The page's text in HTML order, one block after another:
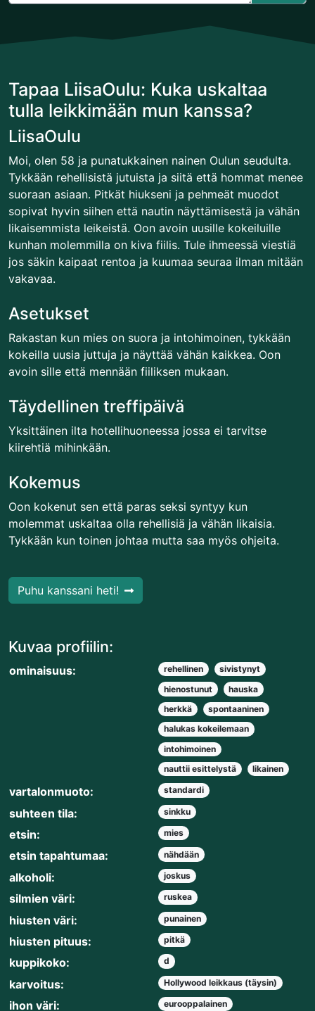
Tapaa LiisaOulu: Kuka uskaltaa
tulla leikkimään mun kanssa?
LiisaOulu
Moi, olen 58 ja punatukkainen nainen Oulun seudulta.
Tykkään rehellisistä jutuista ja siitä että hommat menee
suoraan asiaan. Pitkät hiukseni ja pehmeät muodot
sopivat hyvin siihen että nautin näyttämisestä ja vähän
likaisemmista leikeistä. Oon avoin uusille kokeiluille
kunhan molemmilla on kiva fiilis. Tule ihmeessä viestiä
jos säkin kaipaat rentoa ja kuumaa seuraa ilman mitään
vakavaa.
Asetukset
Rakastan kun mies on suora ja intohimoinen, tykkään
kokeilla uusia juttuja ja näyttää vähän kaikkea. Oon
avoin sille että mennään fiiliksen mukaan.
Täydellinen treffipäivä
Yksittäinen ilta hotellihuoneessa jossa ei tarvitse
kiirehtiä mihinkään.
Kokemus
Oon kokenut sen että paras seksi syntyy kun
molemmat uskaltaa olla rehellisiä ja vähän likaisia.
Tykkään kun toinen johtaa mutta saa myös ohjeita.
Puhu kanssani heti!
Kuvaa profiilin:
ominaisuus: rehellinen
sivistynyt
hienostunut
hauska
herkkä
spontaaninen
halukas kokeilemaan
intohimoinen
nauttii esittelystä
likainen
vartalonmuoto: standardi
suhteen tila: sinkku
etsin: mies
etsin tapahtumaa: nähdään
alkoholi: joskus
silmien väri: ruskea
hiusten väri: punainen
hiusten pituus: pitkä
kuppikoko: d
karvoitus: Hollywood leikkaus (täysin)
ihon väri: eurooppalainen